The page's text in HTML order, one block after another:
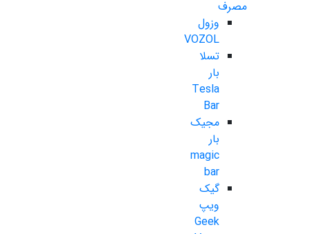
مصرف
وزول
VOZOL
تسلا
بار
Tesla
Bar
مجیک
بار
magic
bar
گیک
ویپ
Geek